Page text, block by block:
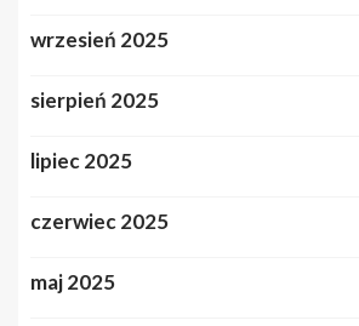
wrzesień 2025
sierpień 2025
lipiec 2025
czerwiec 2025
maj 2025